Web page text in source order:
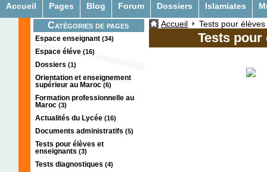
Accueil Pages Blog Forum Dossiers Islamiates
Catégories de pages
Espace enseignant (34)
Espace éléve (16)
Dossiers (1)
Orientation et enseignement
supérieur au Maroc (6)
Formation professionnelle au
Maroc (3)
Actualités du Lycée (16)
Documents administratifs (5)
Tests pour élèves et
enseignants (3)
Tests diagnostiques (4)
Accueil Tests pour
Tests pour